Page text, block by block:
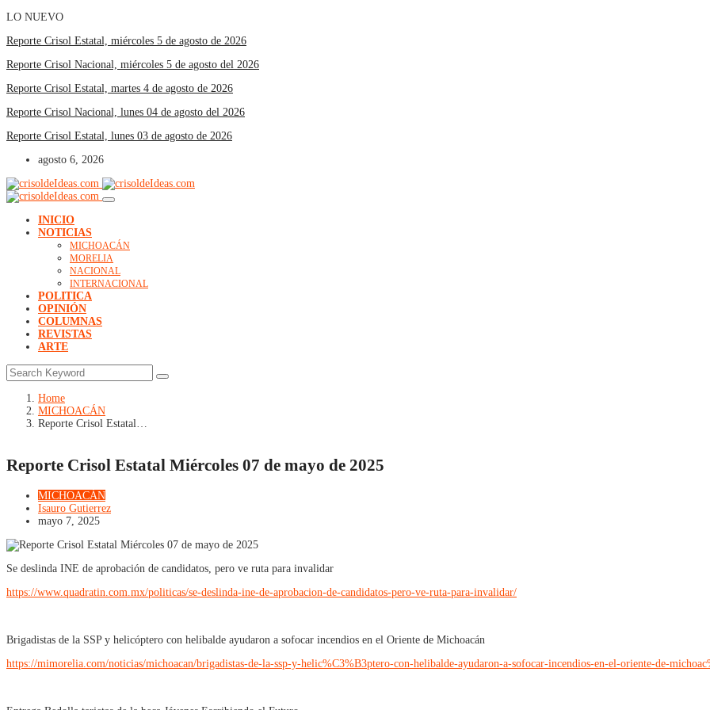
LO NUEVO
Reporte Crisol Estatal, miércoles 5 de agosto de 2026
Reporte Crisol Nacional, miércoles 5 de agosto del 2026
Reporte Crisol Estatal, martes 4 de agosto de 2026
Reporte Crisol Nacional, lunes 04 de agosto del 2026
Reporte Crisol Estatal, lunes 03 de agosto de 2026
agosto 6, 2026
INICIO
NOTICIAS
MICHOACÁN
MORELIA
NACIONAL
INTERNACIONAL
POLITICA
OPINIÓN
COLUMNAS
REVISTAS
ARTE
Home
MICHOACÁN
Reporte Crisol Estatal…
Reporte Crisol Estatal Miércoles 07 de mayo de 2025
MICHOACÁN
Isauro Gutierrez
mayo 7, 2025
Se deslinda INE de aprobación de candidatos, pero ve ruta para invalidar
https://www.quadratin.com.mx/politicas/se-deslinda-ine-de-aprobacion-de-candidatos-pero-ve-ruta-para-invalidar/
Brigadistas de la SSP y helicóptero con helibalde ayudaron a sofocar incendios en el Oriente de Michoacán
https://mimorelia.com/noticias/michoacan/brigadistas-de-la-ssp-y-helic%C3%B3ptero-con-helibalde-ayudaron-a-sofocar-incendios-en-el-oriente-de-